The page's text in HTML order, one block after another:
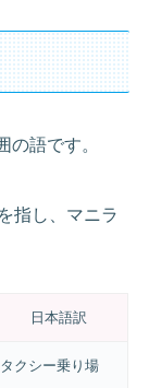
の語です。
指し、マニラ
日本語訳
タクシー乗り場